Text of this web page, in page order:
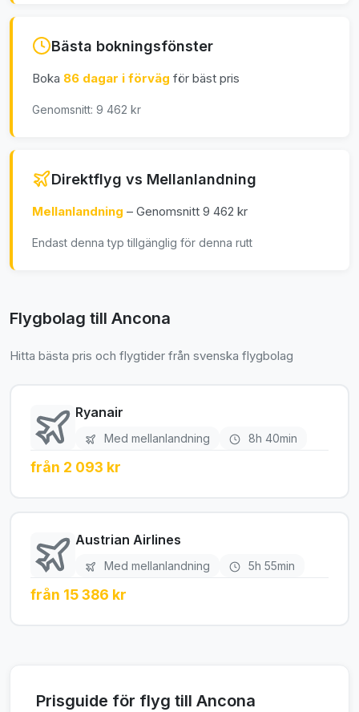
Bästa bokningsfönster
Boka 86 dagar i förväg för bäst pris
Genomsnitt: 9 462 kr
Direktflyg vs Mellanlandning
Mellanlandning – Genomsnitt 9 462 kr
Endast denna typ tillgänglig för denna rutt
Flygbolag till Ancona
Hitta bästa pris och flygtider från svenska flygbolag
Ryanair
Med mellanlandning 8h 40min
från 2 093 kr
Austrian Airlines
Med mellanlandning 5h 55min
från 15 386 kr
Prisguide för flyg till Ancona